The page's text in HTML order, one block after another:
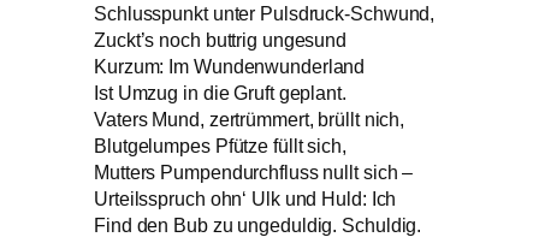
Schlusspunkt unter Pulsdruck-Schwund,
Zuckt’s noch buttrig ungesund
Kurzum: Im Wundenwunderland
Ist Umzug in die Gruft geplant.
Vaters Mund, zertrümmert, brüllt nich,
Blutgelumpes Pfütze füllt sich,
Mutters Pumpendurchfluss nullt sich –
Urteilsspruch ohn‘ Ulk und Huld: Ich
Find den Bub zu ungeduldig. Schuldig.